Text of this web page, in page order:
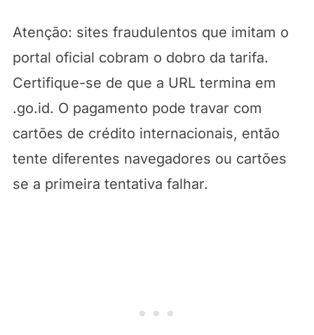
Atenção: sites fraudulentos que imitam o
portal oficial cobram o dobro da tarifa.
Certifique-se de que a URL termina em
.go.id. O pagamento pode travar com
cartões de crédito internacionais, então
tente diferentes navegadores ou cartões
se a primeira tentativa falhar.